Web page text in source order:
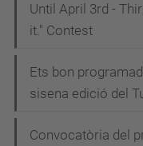
Until April 3rd -
it." Contest
Ets bon
sisena edició del
Convocatòria del